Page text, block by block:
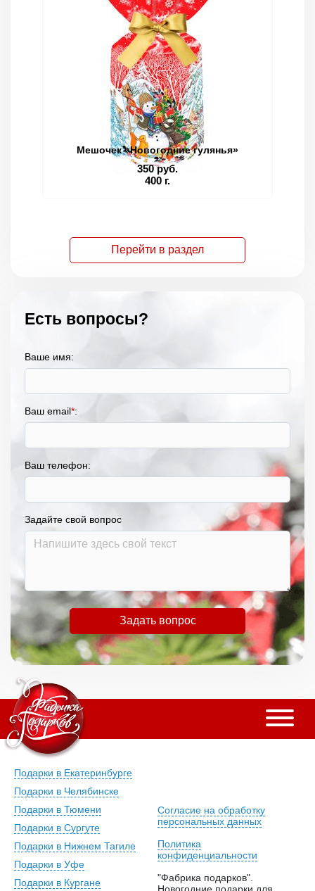
Мешочек «Новогодние гулянья»
350 руб.
400 г.
Перейти в раздел
Есть вопросы?
Ваше имя:
Ваш email*:
Ваш телефон:
Задайте свой вопрос
Задать вопрос
Подарки в Екатеринбурге
Подарки в Челябинске
Подарки в Тюмени
Подарки в Сургуте
Подарки в Нижнем Тагиле
Подарки в Уфе
Подарки в Кургане
Согласие на обработку
персональных данных
Политика
конфиденциальности
"Фабрика подарков".